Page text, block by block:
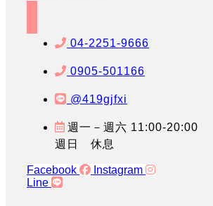
04-2251-9666
0905-501166
@419gjfxi
週一－週六 11:00-20:00
週日 休息
Facebook
Instagram
Line